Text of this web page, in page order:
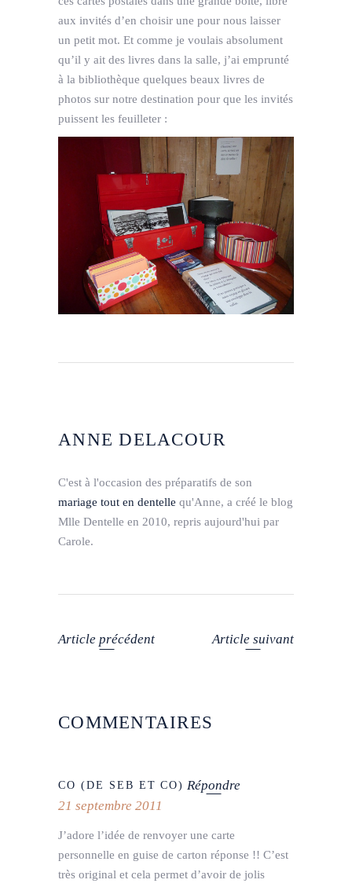
aux invités d’en choisir une pour nous laisser
un petit mot. Et comme je voulais absolument
qu’il y ait des livres dans la salle, j’ai emprunté
à la bibliothèque quelques beaux livres de
photos sur notre destination pour que les invités
puissent les feuilleter :
ANNE DELACOUR
C'est à l'occasion des préparatifs de son
mariage tout en dentelle qu'Anne, a créé le blog
Mlle Dentelle en 2010, repris aujourd'hui par
Carole.
Article précédent Article suivant
COMMENTAIRES
CO (DE SEB ET CO) Répondre
21 septembre 2011
J’adore l’idée de renvoyer une carte
personnelle en guise de carton réponse !! C’est
très original et cela permet d’avoir de jolis